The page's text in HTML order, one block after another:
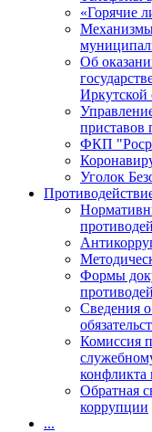
«Горячие
Механизмы
Об
Иркутской
приставов
ФКП
Уголок
Формы
Сведения
Комиссия
конфликта
Обратная
коррупции
...